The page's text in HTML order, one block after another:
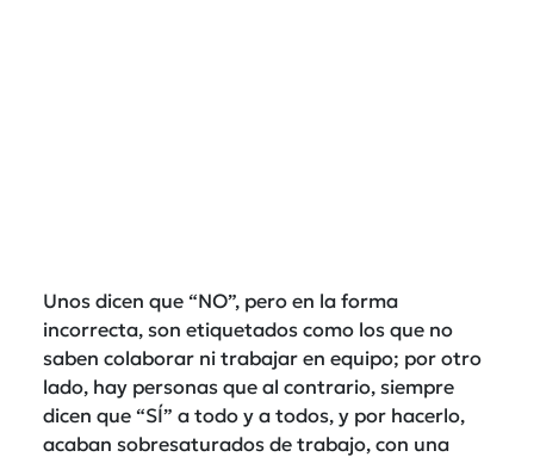
Unos dicen que “NO”, pero en la forma
incorrecta, son etiquetados como los que no
saben colaborar ni trabajar en equipo; por otro
lado, hay personas que al contrario, siempre
dicen que “SÍ” a todo y a todos, y por hacerlo,
acaban sobresaturados de trabajo, con una